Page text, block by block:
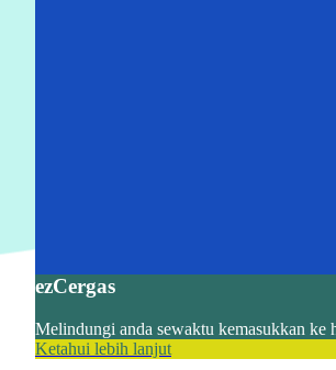
ezCergas
Melindungi anda sewaktu kemasukkan ke
Ketahui lebih lanjut